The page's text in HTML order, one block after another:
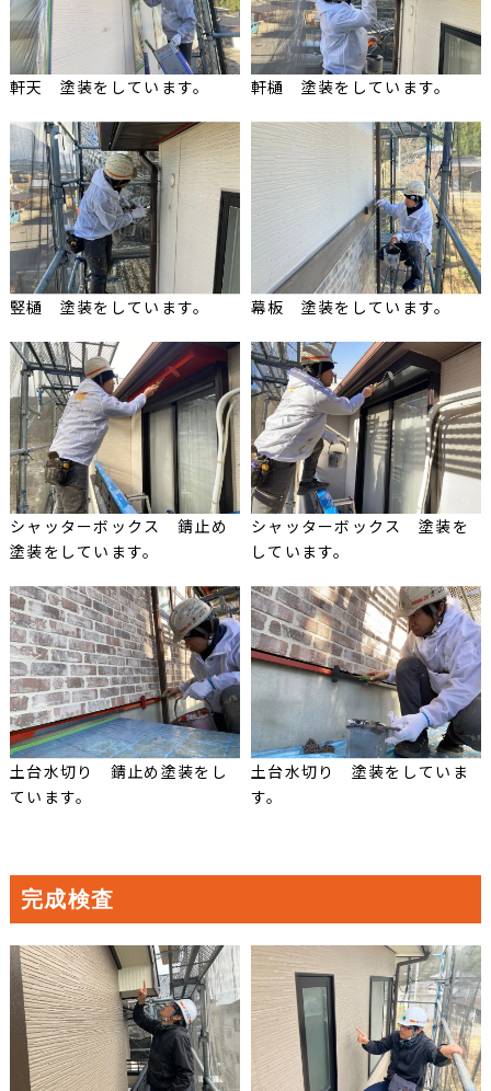
軒天 塗装をしています。 軒樋 塗装をしています。
竪樋 塗装をしています。 幕板 塗装をしています。
シャッターボックス 錆止め
塗装をしています。
シャッターボックス 塗装を
しています。
土台水切り 錆止め塗装をし
ています。
土台水切り 塗装をしていま
す。
完成検査